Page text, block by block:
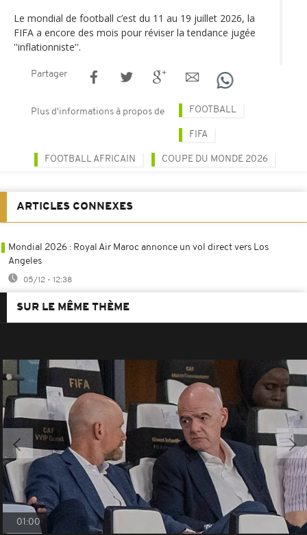
Le mondial de football c’est du 11 au 19 juillet 2026, la
FIFA a encore des mois pour réviser la tendance jugée
''inflationniste''.
Partager
Plus d'informations à propos de FOOTBALL
FIFA
FOOTBALL AFRICAIN COUPE DU MONDE 2026
ARTICLES CONNEXES
Mondial 2026 : Royal Air Maroc annonce un vol direct vers Los
Angeles
05/12 - 12:38
SUR LE MÊME THÈME
01:00